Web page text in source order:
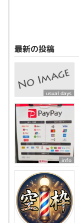
最新の投稿
usual days
info